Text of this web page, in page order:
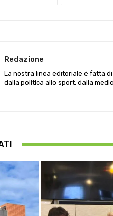
Redazione
La nostra linea editoriale è fatta
dalla politica allo sport, dalla